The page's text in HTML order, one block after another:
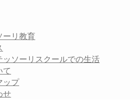
ーリ教育
ッソーリスクールでの生活
て
ップ
せ